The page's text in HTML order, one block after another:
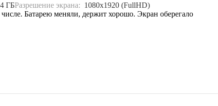
4 ГБРазрешение экрана: 1080x1920 (FullHD)
Батарею меняли, держит хорошо. Экран оберегало